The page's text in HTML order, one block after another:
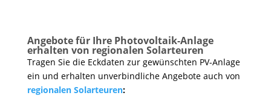
Angebote für Ihre Photovoltaik-Anlage
erhalten von regionalen Solarteuren
Tragen Sie die Eckdaten zur gewünschten PV-Anlage
ein und erhalten unverbindliche Angebote auch von
regionalen Solarteuren: